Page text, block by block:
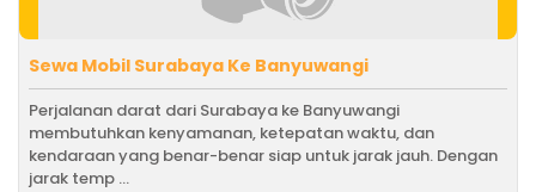
Sewa Mobil Surabaya Ke Banyuwangi
Perjalanan darat dari Surabaya ke Banyuwangi
membutuhkan kenyamanan, ketepatan waktu, dan
kendaraan yang benar-benar siap untuk jarak jauh. Dengan
jarak temp ...